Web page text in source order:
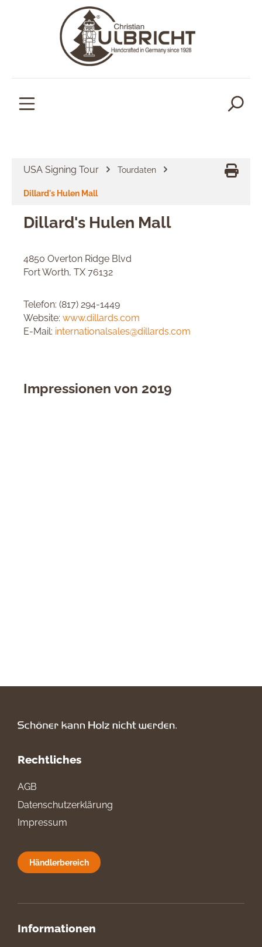
USA Signing Tour Tourdaten
Dillard's Hulen Mall
Dillard's Hulen Mall
4850 Overton Ridge Blvd
Fort Worth, TX 76132
Telefon: (817) 294-1449
Website: www.dillards.com
E-Mail: internationalsales@dillards.com
Impressionen von 2019
Rechtliches
AGB
Datenschutzerklärung
Impressum
Händlerbereich
Informationen